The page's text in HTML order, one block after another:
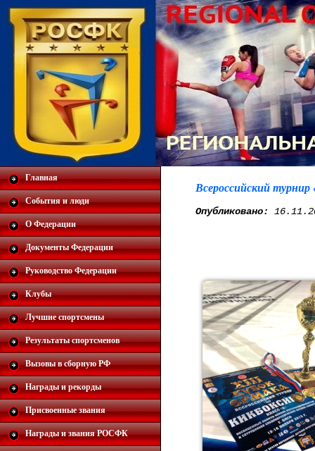
Главная
События и люди
О Федерации
Документы Федерации
Руководство Федерации
Клубы
Лучшие спортсмены
Результаты спортсменов
Вызовы в сборную РФ
Награды и рекорды
Присвоенные звания
Награды и звания РОСФК
Всероссийский турнир
Опубликовано: